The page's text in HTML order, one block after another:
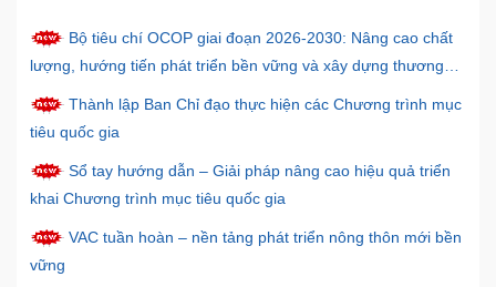
Bộ tiêu chí OCOP giai đoạn 2026-2030: Nâng cao chất
lượng, hướng tiến phát triển bền vững và xây dựng thương
hiệu
Thành lập Ban Chỉ đạo thực hiện các Chương trình mục
tiêu quốc gia
Sổ tay hướng dẫn – Giải pháp nâng cao hiệu quả triển
khai Chương trình mục tiêu quốc gia
VAC tuần hoàn – nền tảng phát triển nông thôn mới bền
vững